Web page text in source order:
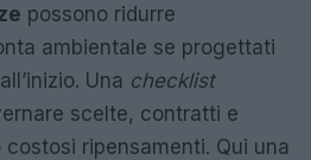
possono ridurre
ambientale se progettati
Una checklist
scelte, contratti e
ripensamenti. Qui una